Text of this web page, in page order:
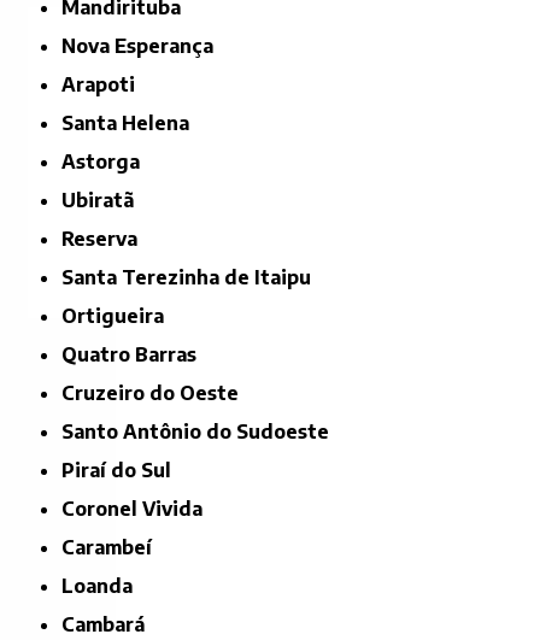
Mandirituba
Nova Esperança
Arapoti
Santa Helena
Astorga
Ubiratã
Reserva
Santa Terezinha de Itaipu
Ortigueira
Quatro Barras
Cruzeiro do Oeste
Santo Antônio do Sudoeste
Piraí do Sul
Coronel Vivida
Carambeí
Loanda
Cambará